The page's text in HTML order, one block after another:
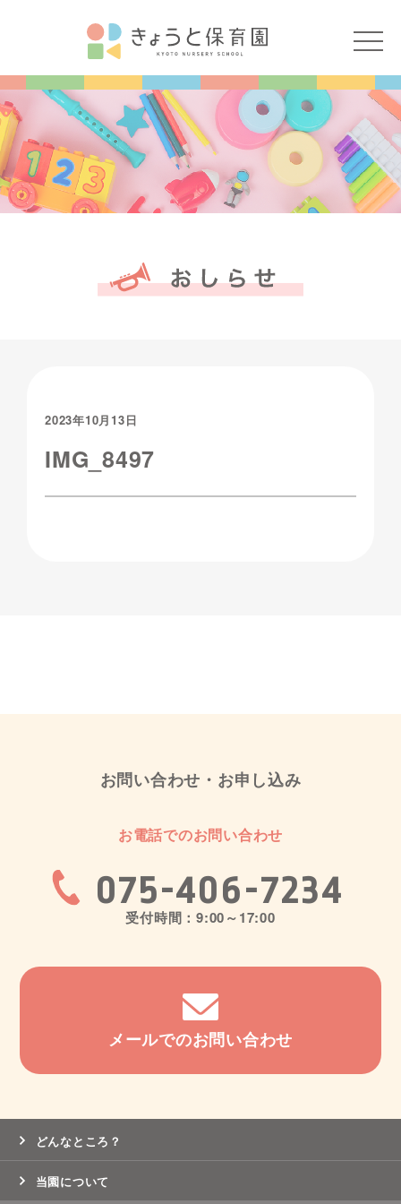
2023年10月13日
IMG_8497
お問い合わせ・お申し込み
お電話でのお問い合わせ
075-406-7234
受付時間：9:00～17:00
メールでのお問い合わせ
どんなところ？
当園について